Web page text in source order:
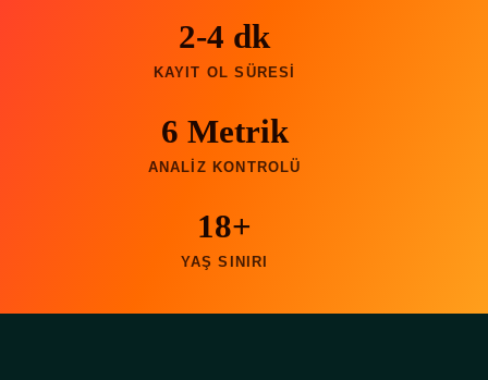
2-4 dk
KAYIT OL SÜRESI
6 Metrik
ANALIZ KONTROLÜ
18+
YAŞ SINIRI